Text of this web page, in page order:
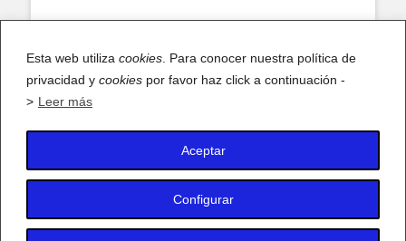
Esta web utiliza cookies . Para conocer nuestra política de
privacidad y cookies por favor haz click a continuación -
> Leer más
Configurar
Aceptar
Facebook
X (antiguo Twitter)